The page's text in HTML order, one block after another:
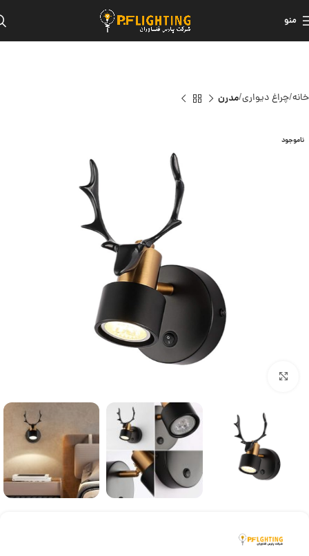
منو
خانه چراغ دیواری مدرن
ناموجود